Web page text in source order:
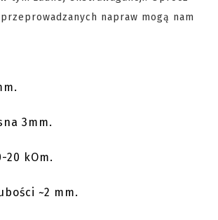
napraw mogą nam
3mm.
20 kOm.
~2 mm.